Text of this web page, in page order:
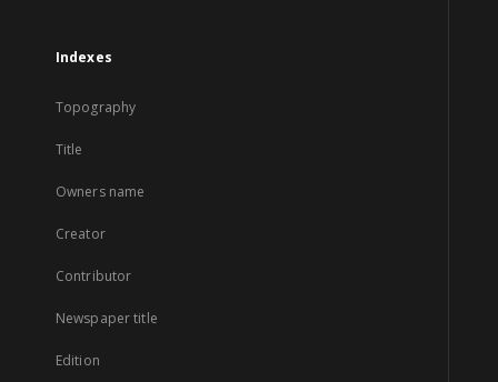
Indexes
Topography
Title
Owners name
Creator
Contributor
Newspaper title
Edition